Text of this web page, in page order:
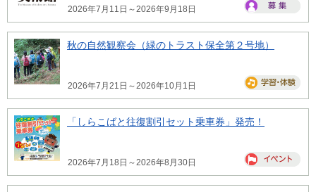
2026年7月11日～2026年9月18日
秋の自然観察会（緑のトラスト保全第２号地）
2026年7月21日～2026年10月1日
「しらこばと往復割引セット乗車券」発売！
2026年7月18日～2026年8月30日